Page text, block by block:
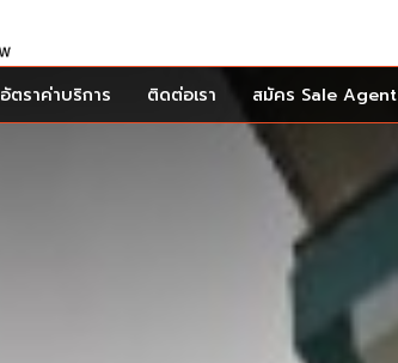
อัตราค่าบริการ ติดต่อเรา สมัคร Sale Agent